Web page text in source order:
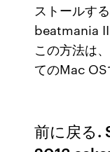
ストールす
beatmania
この方法は
てのMac OS
前に戻る.